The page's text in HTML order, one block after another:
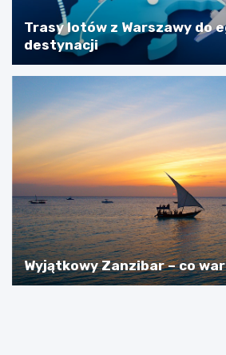
Trasy lotów z Warszawy do
destynacji
Wyjątkowy Zanzibar – co